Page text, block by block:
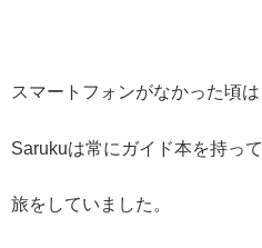
スマートフォンがなかった頃は
Sarukuは常にガイド本を持って
旅をしていました。